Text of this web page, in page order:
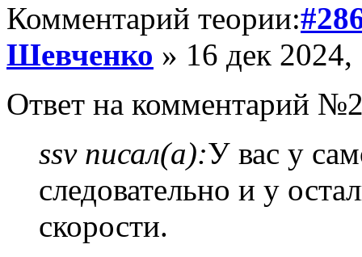
Комментарий теории:
Шевченко » 16 дек
Ответ на комментарий
ssv писал(а):У вас у
следовательно и у
скорости.